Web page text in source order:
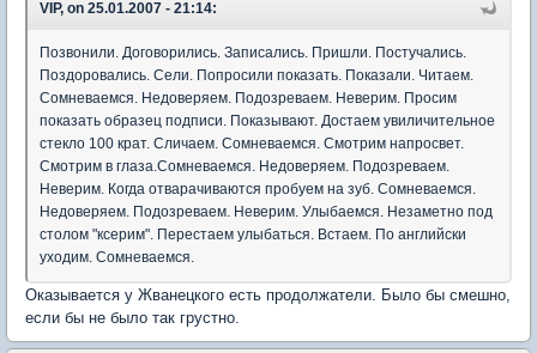
VIP, on 25.01.2007 - 21:14:
Позвонили. Договорились. Записались. Пришли. Постучались.
Поздоровались. Сели. Попросили показать. Показали. Читаем.
Сомневаемся. Недоверяем. Подозреваем. Неверим. Просим
показать образец подписи. Показывают. Достаем увиличительное
стекло 100 крат. Сличаем. Сомневаемся. Смотрим напросвет.
Смотрим в глаза.Сомневаемся. Недоверяем. Подозреваем.
Неверим. Когда отварачиваются пробуем на зуб. Сомневаемся.
Недоверяем. Подозреваем. Неверим. Улыбаемся. Незаметно под
столом "ксерим". Перестаем улыбаться. Встаем. По английски
уходим. Сомневаемся.
Оказывается у Жванецкого есть продолжатели. Было бы смешно,
если бы не было так грустно.